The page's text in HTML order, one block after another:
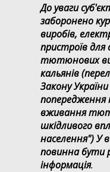
До уваги
заборонено
виробів,
пристроїв
тютюнових
кальянів
Закону
вживання
шкідливого
населення") У
повинна бути
інформація.